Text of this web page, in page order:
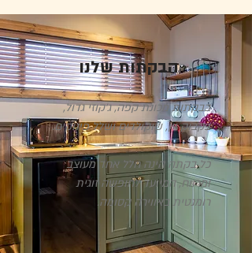
הבקתות שלנו
בבקתות מכונת קפה, ג'קוזי גדול,
בקבוק יין, שוקולדים ושלל פינוקים.
כל בקתה הינה חלל אחד מעוצב
ומרווח, המיועד לחופשה זוגית
רומנטית באווירה קסומה.